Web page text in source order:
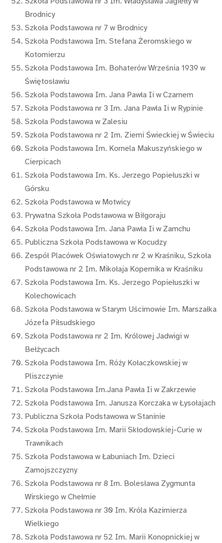
Brodnicy
Szkoła Podstawowa nr 7 w Brodnicy
Szkoła Podstawowa Im. Stefana Żeromskiego w
Kotomierzu
Szkoła Podstawowa Im. Bohaterów Września 1939 w
Świętosławiu
Szkoła Podstawowa Im. Jana Pawła Ii w Czarnem
Szkoła Podstawowa nr 3 Im. Jana Pawła Ii w Rypinie
Szkoła Podstawowa w Zalesiu
Szkoła Podstawowa nr 2 Im. Ziemi Świeckiej w Świeciu
Szkoła Podstawowa Im. Kornela Makuszyńskiego w
Cierpicach
Szkoła Podstawowa Im. Ks. Jerzego Popiełuszki w
Górsku
Szkoła Podstawowa w Motwicy
Prywatna Szkoła Podstawowa w Biłgoraju
Szkoła Podstawowa Im. Jana Pawła Ii w Zamchu
Publiczna Szkoła Podstawowa w Kocudzy
Zespół Placówek Oświatowych nr 2 w Kraśniku, Szkoła
Podstawowa nr 2 Im. Mikołaja Kopernika w Kraśniku
Szkoła Podstawowa Im. Ks. Jerzego Popiełuszki w
Kolechowicach
Szkoła Podstawowa w Starym Uścimowie Im. Marszałka
Józefa Piłsudskiego
Szkoła Podstawowa nr 2 Im. Królowej Jadwigi w
Bełżycach
Szkoła Podstawowa Im. Róży Kołaczkowskiej w
Pliszczynie
Szkoła Podstawowa Im.Jana Pawła Ii w Zakrzewie
Szkoła Podstawowa Im. Janusza Korczaka w Łysołajach
Publiczna Szkoła Podstawowa w Staninie
Szkoła Podstawowa Im. Marii Skłodowskiej-Curie w
Trawnikach
Szkoła Podstawowa w Łabuniach Im. Dzieci
Zamojszczyzny
Szkoła Podstawowa nr 8 Im. Bolesława Zygmunta
Wirskiego w Chełmie
Szkoła Podstawowa nr 30 Im. Króla Kazimierza
Wielkiego
Szkoła Podstawowa nr 52 Im. Marii Konopnickiej w